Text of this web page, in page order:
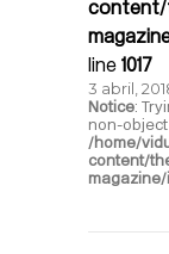
content/
line 1017
3 abril,
Notice:
non-object
/home/
content/